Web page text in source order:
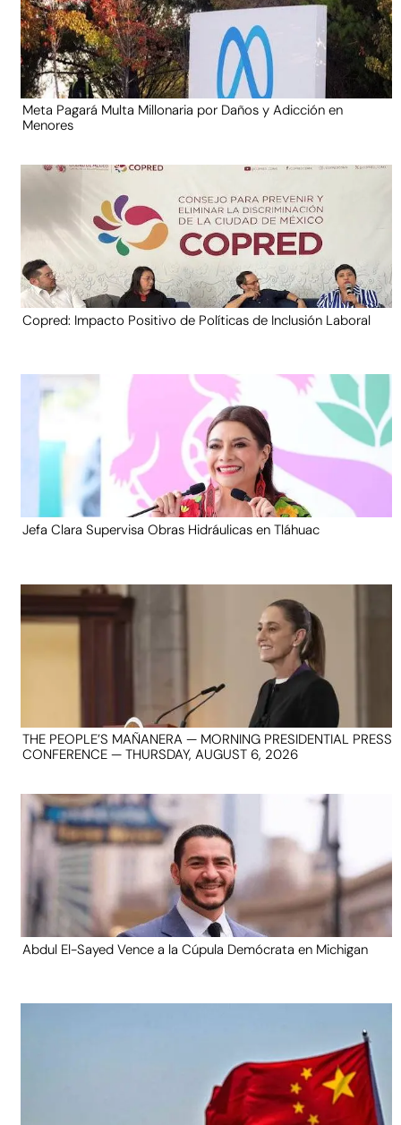
Meta Pagará Multa Millonaria por Daños y Adicción en
Menores
Copred: Impacto Positivo de Políticas de Inclusión Laboral
Jefa Clara Supervisa Obras Hidráulicas en Tláhuac
THE PEOPLE’S MAÑANERA — MORNING PRESIDENTIAL PRESS
CONFERENCE — THURSDAY, AUGUST 6, 2026
Abdul El-Sayed Vence a la Cúpula Demócrata en Michigan